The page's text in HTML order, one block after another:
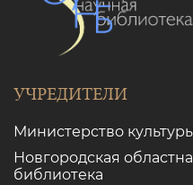
УЧРЕДИТЕЛИ
Министерство
Новгородская
библиотека